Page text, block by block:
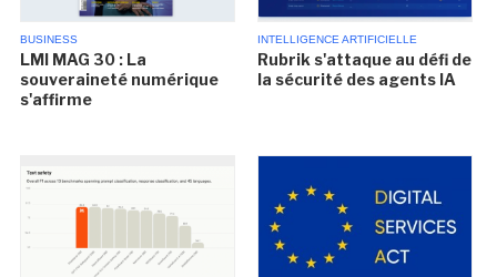
BUSINESS
LMI MAG 30 : La
souveraineté numérique
s'affirme
INTELLIGENCE ARTIFICIELLE
Rubrik s'attaque au défi de
la sécurité des agents IA